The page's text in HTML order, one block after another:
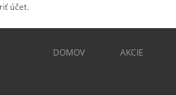
účet.
DOMOV AKCIE